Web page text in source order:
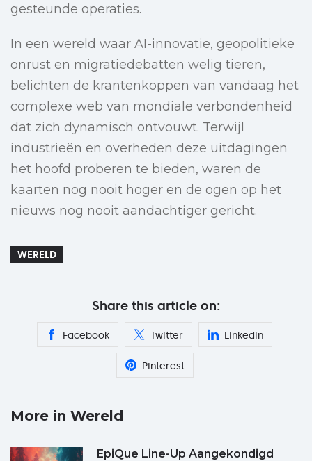
gesteunde operaties.
In een wereld waar AI-innovatie, geopolitieke
onrust en migratiedebatten welig tieren,
belichten de krantenkoppen van vandaag het
complexe web van mondiale verbondenheid
dat zich dynamisch ontvouwt. Terwijl
industrieën en overheden deze uitdagingen
het hoofd proberen te bieden, waren de
kaarten nog nooit hoger en de ogen op het
nieuws nog nooit aandachtiger gericht.
WERELD
Share this article on:
Facebook Twitter Linkedin
Pinterest
More in Wereld
EpiQue Line-Up Aangekondigd